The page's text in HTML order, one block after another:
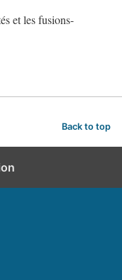
et les fusions-
Back to top